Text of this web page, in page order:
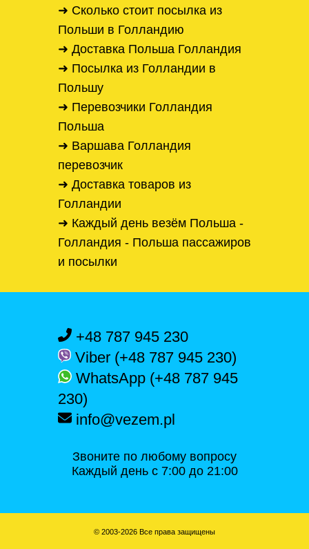
➜ Сколько стоит посылка из
Польши в Голландию
➜ Доставка Польша Голландия
➜ Посылка из Голландии в
Польшу
➜ Перевозчики Голландия
Польша
➜ Варшава Голландия
перевозчик
➜ Доставка товаров из
Голландии
➜ Каждый день везём Польша -
Голландия - Польша пассажиров
и посылки
+48 787 945 230
Viber (+48 787 945 230)
WhatsApp (+48 787 945
230)
info@vezem.pl
Звоните по любому вопросу
Каждый день с 7:00 до 21:00
© 2003-2026 Все права защищены